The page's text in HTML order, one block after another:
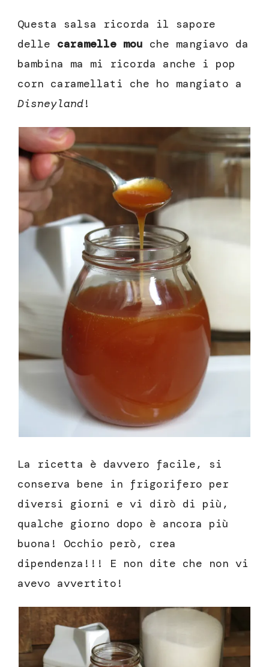
Questa salsa ricorda il sapore
delle caramelle mou che mangiavo da
bambina ma mi ricorda anche i pop
corn caramellati che ho mangiato a
Disneyland!
La ricetta è davvero facile, si
conserva bene in frigorifero per
diversi giorni e vi dirò di più,
qualche giorno dopo è ancora più
buona! Occhio però, crea
dipendenza!!! E non dite che non vi
avevo avvertito!